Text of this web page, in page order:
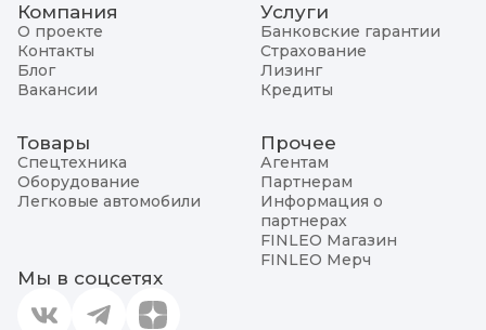
Компания
О проекте
Контакты
Блог
Вакансии
Услуги
Банковские гарантии
Страхование
Лизинг
Кредиты
Товары
Спецтехника
Оборудование
Легковые автомобили
Прочее
Агентам
Партнерам
Информация о
партнерах
FINLEO Магазин
FINLEO Мерч
Мы в соцсетях